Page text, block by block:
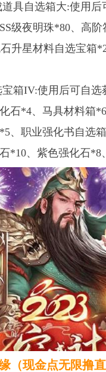
道具自选箱大:使用后
级夜明珠*80、高阶
升星材料自选宝箱
箱IV:使用后可自选
石*4、马具材料箱
、职业强化书自选
*10、紫色强化石*8
（现金点无限撸直